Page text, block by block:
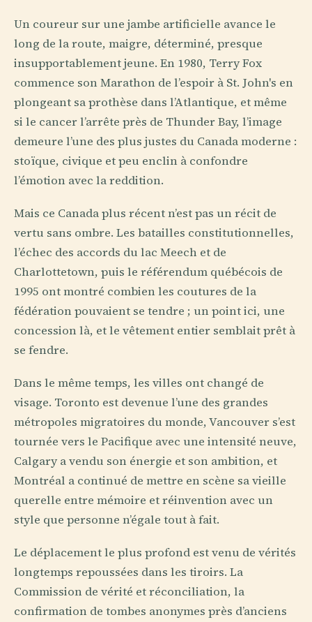
Un coureur sur une jambe artificielle avance le
long de la route, maigre, déterminé, presque
insupportablement jeune. En 1980, Terry Fox
commence son Marathon de l’espoir à St. John's en
plongeant sa prothèse dans l’Atlantique, et même
si le cancer l’arrête près de Thunder Bay, l’image
demeure l’une des plus justes du Canada moderne :
stoïque, civique et peu enclin à confondre
l’émotion avec la reddition.
Mais ce Canada plus récent n’est pas un récit de
vertu sans ombre. Les batailles constitutionnelles,
l’échec des accords du lac Meech et de
Charlottetown, puis le référendum québécois de
1995 ont montré combien les coutures de la
fédération pouvaient se tendre ; un point ici, une
concession là, et le vêtement entier semblait prêt à
se fendre.
Dans le même temps, les villes ont changé de
visage. Toronto est devenue l’une des grandes
métropoles migratoires du monde, Vancouver s’est
tournée vers le Pacifique avec une intensité neuve,
Calgary a vendu son énergie et son ambition, et
Montréal a continué de mettre en scène sa vieille
querelle entre mémoire et réinvention avec un
style que personne n’égale tout à fait.
Le déplacement le plus profond est venu de vérités
longtemps repoussées dans les tiroirs. La
Commission de vérité et réconciliation, la
confirmation de tombes anonymes près d’anciens